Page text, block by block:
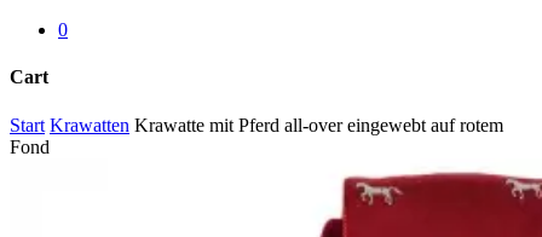
0
Cart
Close
Cart
Start Krawatten Krawatte mit Pferd all-over eingewebt auf rotem
Fond